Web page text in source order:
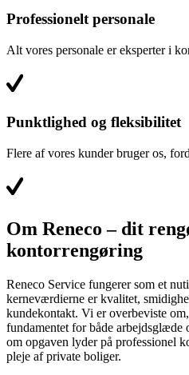
Professionelt personale
Alt vores personale er eksperter i
Punktlighed og fleksibilitet
Flere af vores kunder bruger os,
Om Reneco – dit
kontorrengøring
Reneco Service fungerer som et
kerneværdierne er kvalitet,
kundekontakt. Vi er overbeviste
fundamentet for både arbejdsglæde
om opgaven lyder på professionel
pleje af private boliger.